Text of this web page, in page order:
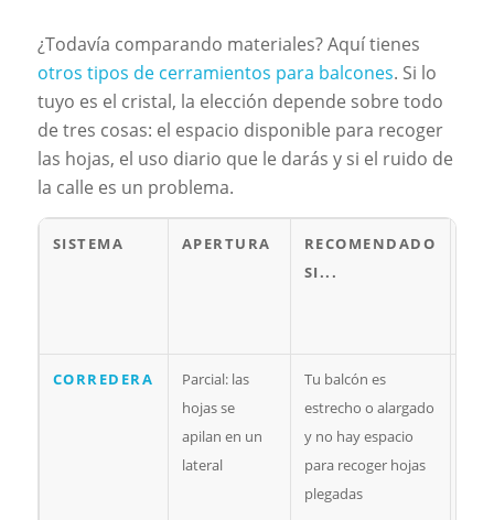
¿Todavía comparando materiales? Aquí tienes
otros tipos de cerramientos para balcones. Si lo
tuyo es el cristal, la elección depende sobre todo
de tres cosas: el espacio disponible para recoger
las hojas, el uso diario que le darás y si el ruido de
la calle es un problema.
SISTEMA APERTURA
RECOMENDADO
SI...
CORREDERA
Parcial: las
hojas se
apilan en un
lateral
Tu balcón es
estrecho o alargado
y no hay espacio
para recoger hojas
plegadas